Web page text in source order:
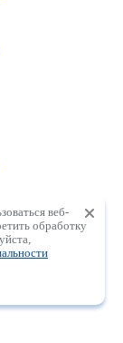
веб-
обработку